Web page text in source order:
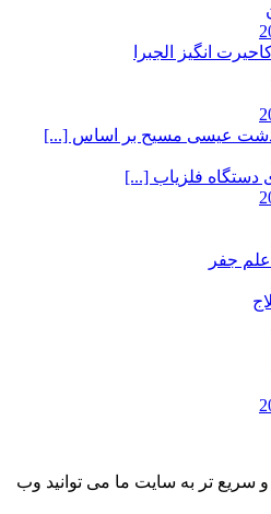
انگیز الجبرا
دستگاه فلزیاب [...]
جفر
سریع تر به سایت ما می توانید وب